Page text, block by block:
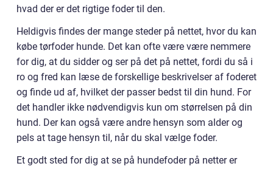
hvad der er det rigtige foder til den.
Heldigvis findes der mange steder på nettet, hvor du kan
købe tørfoder hunde. Det kan ofte være være nemmere
for dig, at du sidder og ser på det på nettet, fordi du så i
ro og fred kan læse de forskellige beskrivelser af foderet
og finde ud af, hvilket der passer bedst til din hund. For
det handler ikke nødvendigvis kun om størrelsen på din
hund. Der kan også være andre hensyn som alder og
pels at tage hensyn til, når du skal vælge foder.
Et godt sted for dig at se på hundefoder på netter er